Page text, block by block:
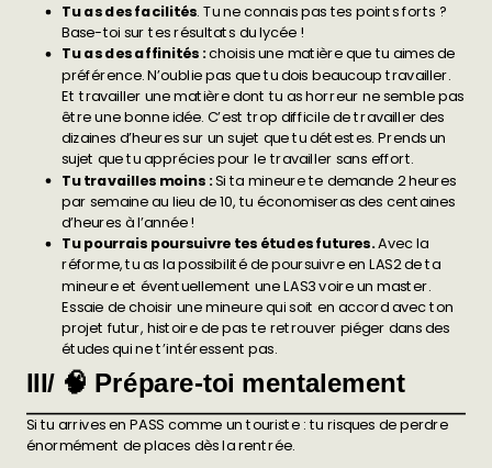
Tu as des facilités. Tu ne connais pas tes points forts ?
Base-toi sur tes résultats du lycée !
Tu as des affinités :choisis une matière que tu aimes de
préférence. N’oublie pas que tu dois beaucoup travailler.
Et travailler une matière dont tu as horreur ne semble pas
être une bonne idée. C’est trop difficile de travailler des
dizaines d’heures sur un sujet que tu détestes. Prends un
sujet que tu apprécies pour le travailler sans effort.
Tu travailles moins :Si ta mineure te demande 2 heures
par semaine au lieu de 10, tu économiseras des centaines
d’heures à l’année !
Tu pourrais poursuivre tes études futures.Avec la
réforme, tu as la possibilité de poursuivre en LAS2 de ta
mineure et éventuellement une LAS3 voire un master.
Essaie dechoisir une mineurequi soit en accord avec ton
projet futur, histoire de pas te retrouver piéger dans des
études qui ne t’intéressent pas.
III/ 🧠 Prépare-toi mentalement
Si tu arrives en PASS comme un touriste : tu risques de perdre
énormément de places dès la rentrée.